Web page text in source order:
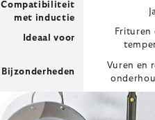
Compatibiliteit
met inductie
Ideaal voor
Frituren
Bijzonderheden
Vuren en